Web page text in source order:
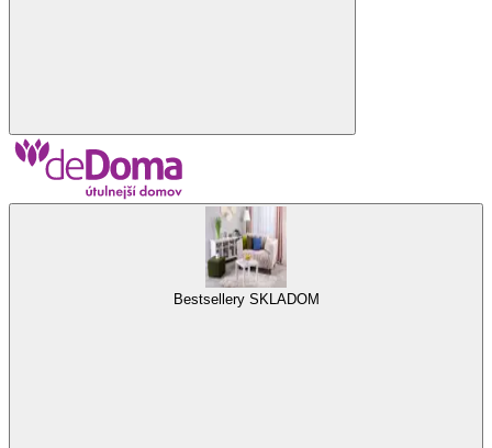
Bestsellery SKLADOM